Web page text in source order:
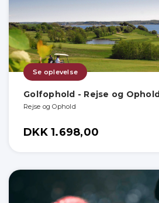
Se oplevelse
Golfophold - Rejse og Ophold
Rejse og Ophold
DKK 1.698,00